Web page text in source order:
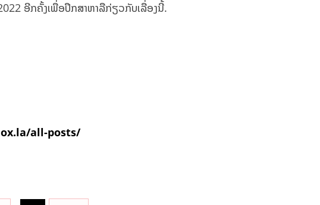
ອີກຄັ້ງເພື່ອປຶກສາຫາລືກ່ຽວກັບເລື່ອງນີ້.
all-posts/